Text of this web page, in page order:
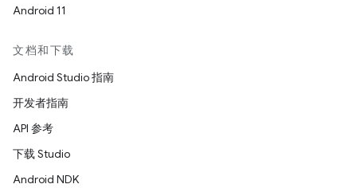
Android 11
文档和下载
Android Studio 指南
开发者指南
API 参考
下载 Studio
Android NDK